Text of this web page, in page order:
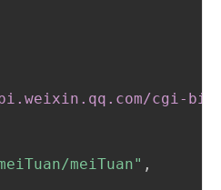
.weixin .qq .com/cgi-bin/
meiTuan" ,